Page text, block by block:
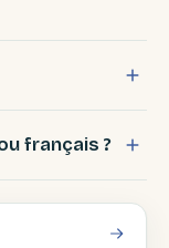
français ?